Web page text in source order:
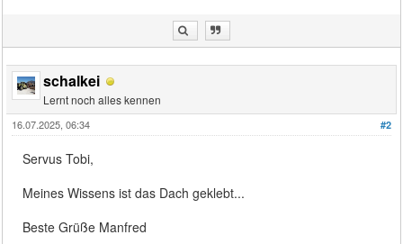
schalkei
Lernt noch alles kennen
#2
16.07.2025, 06:34
Servus Tobi,
Meines Wissens ist das Dach geklebt...
Beste Grüße Manfred